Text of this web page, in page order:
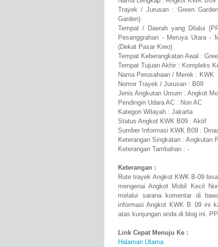
Trayek / Jurusan : Green
Garden)
Tempat / Daerah yang Dilalui
Pesanggrahan - Meruya Utara -
(Dekat Pasar Kreo)
Tempat Keberangkatan Awal :
Tempat Tujuan Akhir : Kompleks
Nama Perusahaan / Merek : KWK
Nomor Trayek / Jurusan : B09
Jenis Angkutan Umum : Angkot
Pendingin Udara AC : Non AC
Kategori Wilayah : Jakarta
Status Angkot KWK B09 : Aktif
Sumber Informasi KWK B09 :
Keterangan Singkatan : Angkutan
Keterangan Tambahan : -
Keterangan :
Rute trayek Angkot KWK B-09
mengenai Angkot Mobil Kecil
melalui sarana komentar di
informasi Angkot KWK B 09 ini
atas kunjungan anda di blog ini.
Link Cepat Menuju Ke :
Halaman Utama